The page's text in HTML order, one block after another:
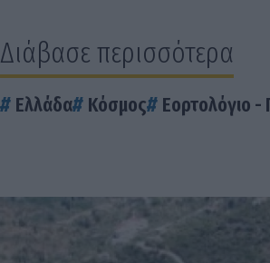
Διάβασε περισσότερα
Ελλάδα Κόσμος Εορτολόγιο -